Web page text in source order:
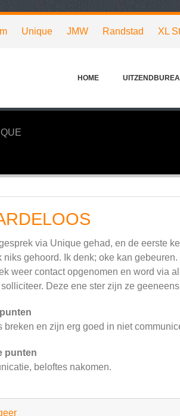
Unique JMW Randstad XL
HOME
via Unique gehad, en de eerste
niks gehoord. Ik denk; oke kan
weer contact opgenomen en word via
Deze ene ster zijn ze
breken en zijn erg goed in niet
punten
beloftes nakomen.